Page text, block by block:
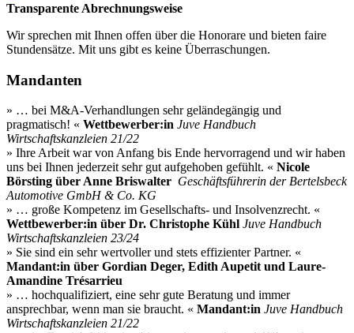
Transparente Abrechnungsweise
Wir sprechen mit Ihnen offen über die Honorare und bieten faire
Stundensätze. Mit uns gibt es keine Überraschungen.
Mandanten
» … bei M&A-Verhandlungen sehr geländegängig und
pragmatisch! « Wettbewerber:in Juve Handbuch
Wirtschaftskanzleien 21/22
» Ihre Arbeit war von Anfang bis Ende hervorragend und wir haben
uns bei Ihnen jederzeit sehr gut aufgehoben gefühlt. « Nicole
Börsting über Anne Briswalter Geschäftsführerin der Bertelsbeck
Automotive GmbH & Co. KG
» … große Kompetenz im Gesellschafts- und Insolvenzrecht. «
Wettbewerber:in über Dr. Christophe Kühl Juve Handbuch
Wirtschaftskanzleien 23/24
» Sie sind ein sehr wertvoller und stets effizienter Partner. «
Mandant:in über Gordian Deger, Edith Aupetit und Laure-
Amandine Trésarrieu
» … hochqualifiziert, eine sehr gute Beratung und immer
ansprechbar, wenn man sie braucht. « Mandant:in Juve Handbuch
Wirtschaftskanzleien 21/22